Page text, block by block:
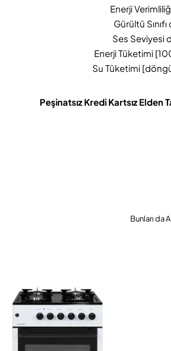
Enerji Verimliliği
Gürültü Sınıfı
Ses Seviyesi
Enerji Tüketimi
Su Tüketimi
Peşinatsız Kredi Kartsız Elden
Bunları da